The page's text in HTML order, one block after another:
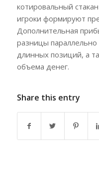
котировальный
игроки формируют
Дополнительная
разницы
длинных позиций, а
объема денег.
Share this entry